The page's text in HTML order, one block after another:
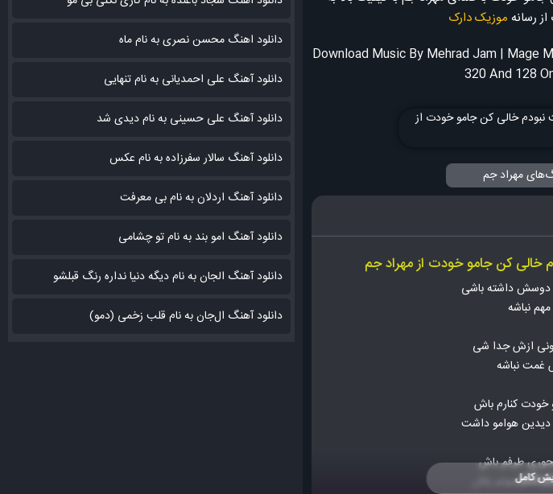
از رسانه موزیک دارک
Download Music By Mehrad Jam | Mage
320 And 128
مهراد جم
کن جامو خودت از مهراد جم
دوسش داشته باشی
نباشه
ازش جدا شی
غمت نباشه
خودت کنارم باش
دیدین هوامو داشت
طرفم باش
داشت بمونم پاش
کامل
دانلود اهنگ محسن نصری به نام‌ ماه
دانلود آهنگ علی احمدیانی به نام تنهایی
دانلود آهنگ علی حسینی به نام دیدی شد
دانلود آهنگ سالار سفرزاده به نام عکس
دانلود آهنگ اردلان به نام بی معرفت
دانلود آهنگ امو بند به نام تو چشامی
دانلود آهنگ الجان به نام دیگه دنیا نداره رنگ قبلشو
دانلود آهنگ ال‌جان به نام قلب زخمی (دمو)